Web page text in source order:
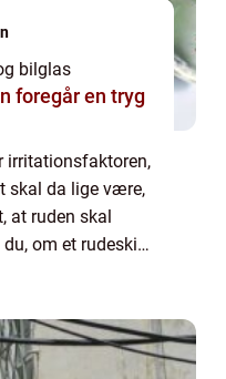
bilglas
irritationsfaktoren,
skal da lige være,
at ruden skal
om et rudeskift